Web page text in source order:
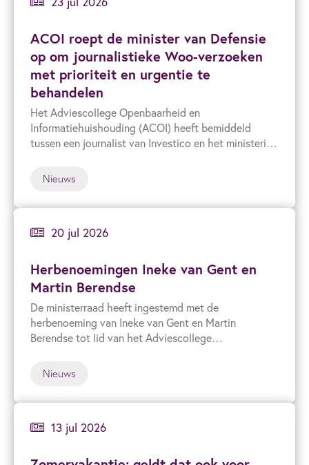
ACOI roept de minister van Defensie
op om journalistieke Woo-verzoeken
met prioriteit en urgentie te
behandelen
Het Adviescollege Openbaarheid en
Informatiehuishouding (ACOI) heeft bemiddeld
tussen een journalist van Investico en het ministerie
verzoeken met prioriteit en urgentie te behandelen.
Nieuws
Herbenoemingen Ineke van Gent en
Martin Berendse
20 jul 2026
De ministerraad heeft ingestemd met de
herbenoeming van Ineke van Gent en Martin
Berendse tot lid van het Adviescollege
Nieuws
13 jul 2026